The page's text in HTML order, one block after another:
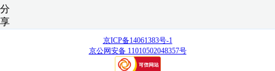
分
享
京ICP备14061383号-1
京公网安备 11010502048357号